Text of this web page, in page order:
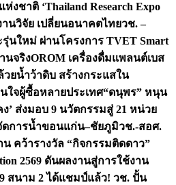
งชาติ ‘Thailand Research Expo
านวิจัย เปลี่ยนอนาคตไทยวช. –
นใหม่ ผ่านโครงการ TVET Smart
นจริงOROM เครื่องดื่มแพลนต์เบส
ยน้ำว้าดิบ สร้างกระแสใน
ใจผู้ซื้อหลายประเทศ“ดนุพร” หนุน
’ ส่งมอบ 9 นวัตกรรมสู่ 21 หน่วย
ดการน้ำขอนแก่น–ชัยภูมิวช.-สอศ.
คว้ารางวัล “กิจกรรมติดดาว”
2569 ดันผลงานสู่การใช้งาน
สนาม 2 ได้แชมป์แล้ว! วช. ปั้น